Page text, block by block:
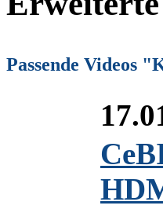
Passende Videos